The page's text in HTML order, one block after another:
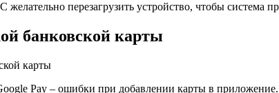
желательно перезагрузить устройство, чтобы система
банковской карты
Pay – ошибки при добавлении карты в